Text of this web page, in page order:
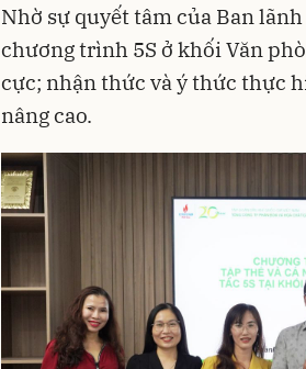
Nhờ sự quyết tâm của Ban
chương trình 5S ở khối Văn
cực; nhận thức và ý thức thực
nâng cao.